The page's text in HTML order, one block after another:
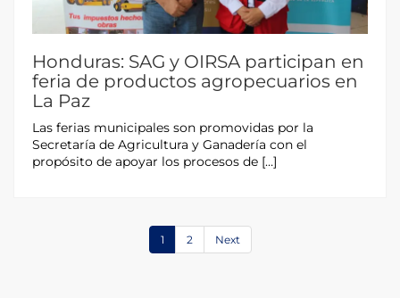
Honduras: SAG y OIRSA participan en
feria de productos agropecuarios en
La Paz
Las ferias municipales son promovidas por la
Secretaría de Agricultura y Ganadería con el
propósito de apoyar los procesos de […]
1 2 Next